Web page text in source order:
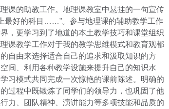
课的助教工作。地理课教室中悬挂的一句宣传
最好的科目……”。参与地理课的辅助教学工作
，更学习到了地道的本土教学技巧和课堂组织
课教学工作对于我的教学思维模式和教育观都
自由来选择适合自己的追求和汲取知识的方
间、利用各种教学设施来提升自己的知识水
习模式共同完成一次惊艳的课前陈述。明确的
过程中既锻炼了同学们的领导力，也巩固了他
力、团队精神、演讲能力等多项技能和品质的